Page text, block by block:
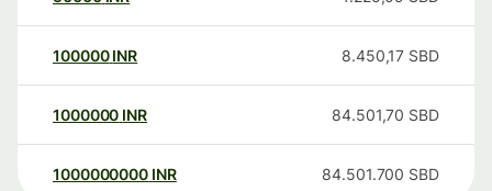
100000 INR 8.450,17 SBD
1000000 INR 84.501,70 SBD
1000000000 INR 84.501.700 SBD